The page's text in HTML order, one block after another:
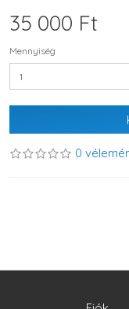
35 000 Ft
Mennyiség
0